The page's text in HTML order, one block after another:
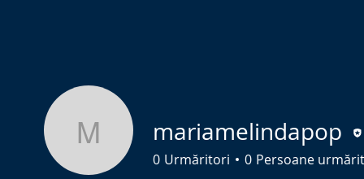
mariamelindapop
mariamelindapop
0 Urmăritori 0 Persoane